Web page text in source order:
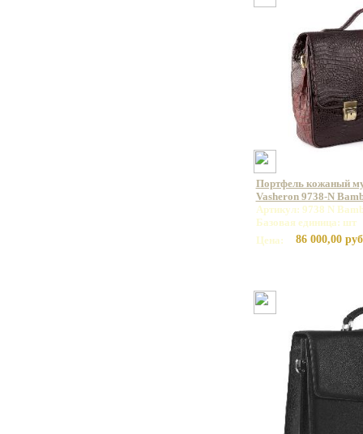
Портфель кожаный
Vasheron 9738-N
Артикул: 9738 N
Базовая единица: шт
Цена:
86 000,00